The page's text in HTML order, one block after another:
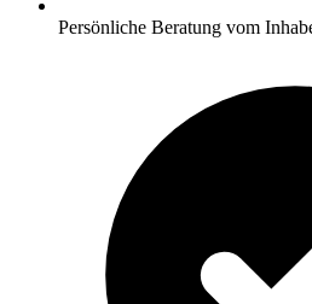
Persönliche Beratung vom